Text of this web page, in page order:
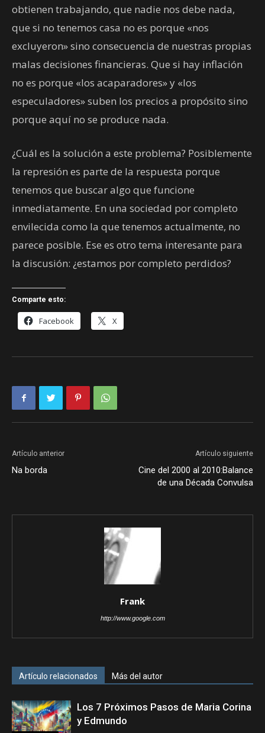
obtienen trabajando, que nadie nos debe nada,
que si no tenemos casa no es porque «nos
excluyeron» sino consecuencia de nuestras propias
malas decisiones financieras. Que si hay inflación
no es porque «los acaparadores» y «los
especuladores» suben los precios a propósito sino
porque aquí no se produce nada.
¿Cuál es la solución a este problema? Posiblemente
la represión es parte de la respuesta porque
tenemos que buscar algo que funcione
inmediatamente. En una sociedad por completo
envilecida como la que tenemos actualmente, no
parece posible. Ese es otro tema interesante para
la discusión: ¿estamos por completo perdidos?
Comparte esto:
Facebook X
Artículo anterior
Na borda
Artículo siguiente
Cine del 2000 al 2010:Balance
de una Década Convulsa
Frank
http://www.google.com
Artículo relacionados Más del autor
Los 7 Próximos Pasos de Maria Corina
y Edmundo